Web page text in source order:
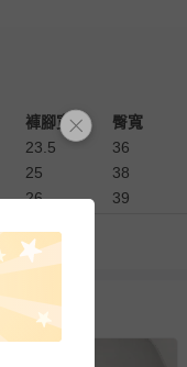
褲腳寬
臀寬
23.5
36
25
38
26
39
29
30.5
性、水洗處理、測量